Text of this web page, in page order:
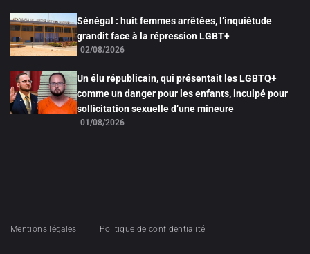
Sénégal : huit femmes arrêtées, l’inquiétude
grandit face à la répression LGBT+
02/08/2026
Un élu républicain, qui présentait les LGBTQ+
comme un danger pour les enfants, inculpé pour
sollicitation sexuelle d’une mineure
01/08/2026
Mentions légales Politique de confidentialité